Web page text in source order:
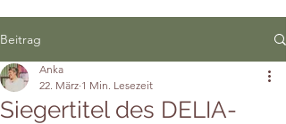
Beitrag
Siegertitel des DELIA-
Anka
22. März 1 Min. Lesezeit